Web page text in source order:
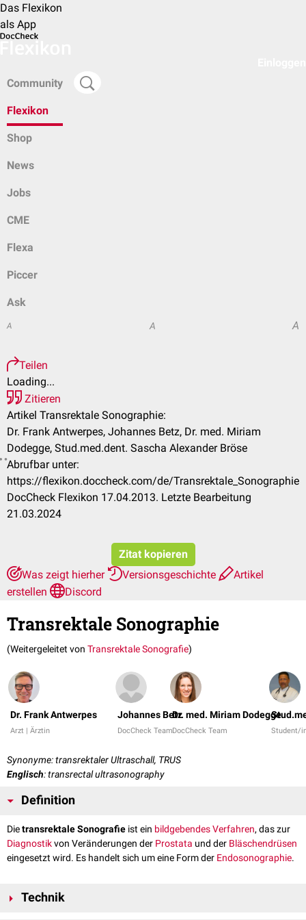
Das Flexikon
als App
Community
Flexikon
Shop
News
Jobs
CME
Flexa
Piccer
Ask
A A A
Teilen
Loading...
Zitieren
Artikel Transrektale Sonographie:
Dr. Frank Antwerpes, Johannes Betz, Dr. med. Miriam
Dodegge, Stud.med.dent. Sascha Alexander Bröse
Abrufbar unter:
https://flexikon.doccheck.com/de/Transrektale_Sonographie
DocCheck Flexikon 17.04.2013. Letzte Bearbeitung
21.03.2024
Zitat kopieren
Was zeigt hierher
Versionsgeschichte
Artikel
erstellen
Discord
Transrektale Sonographie
(Weitergeleitet von Transrektale Sonografie)
Dr. Frank Antwerpes
Arzt | Ärztin
Johannes Betz
DocCheck Team
Dr. med. Miriam Dodegge
DocCheck Team Student/
Synonyme: transrektaler Ultraschall, TRUS
Englisch: transrectal ultrasonography
Definition
Dietransrektale Sonografie ist ein bildgebendes Verfahren, das zur
Diagnostikvon Veränderungen der Prostata und der Bläschendrüsen
eingesetzt wird. Es handelt sich um eine Form der Endosonographie.
Technik